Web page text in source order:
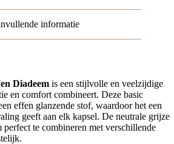
informatie
Diadeem is een stijlvolle en veelzijdige
en comfort combineert. Deze basic
effen glanzende stof, waardoor het een
geeft aan elk kapsel. De neutrale grijze
perfect te combineren met verschillende